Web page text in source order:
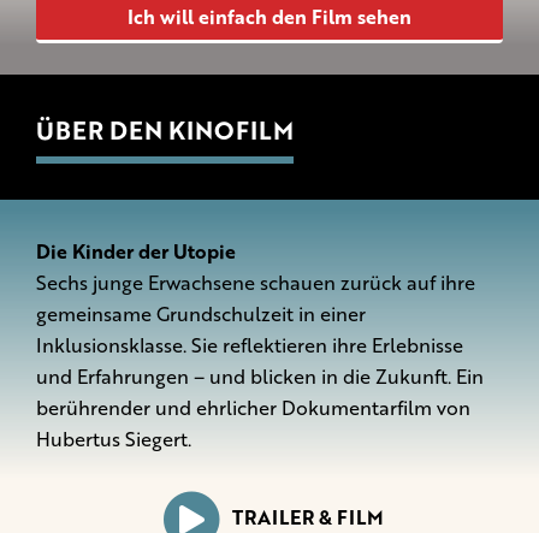
Ich will einfach den Film sehen
ÜBER DEN KINOFILM
Die Kinder der Utopie
Sechs junge Erwachsene schauen zurück auf ihre
gemeinsame Grundschulzeit in einer
Inklusionsklasse. Sie reflektieren ihre Erlebnisse
und Erfahrungen – und blicken in die Zukunft. Ein
berührender und ehrlicher Dokumentarfilm von
Hubertus Siegert.
TRAILER & FILM